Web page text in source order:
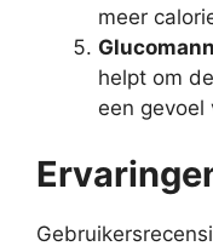
meer
helpt om
een gevoel